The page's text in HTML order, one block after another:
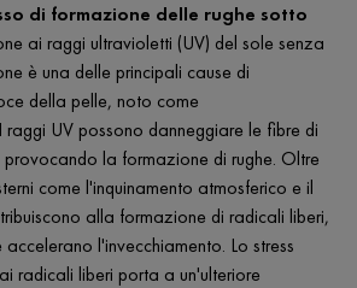
di formazione delle rughe sotto
ai raggi ultravioletti (UV) del sole senza
è una delle principali cause di
della pelle, noto come
UV possono danneggiare le fibre di
la formazione di rughe. Oltre
come l'inquinamento atmosferico e il
alla formazione di radicali liberi,
l'invecchiamento. Lo stress
radicali liberi porta a un'ulteriore